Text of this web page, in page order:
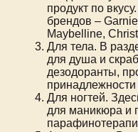
продукт по
брендов –
Maybelline,
Для тела. В
для душа и
дезодоранты,
Для ногтей.
для маникюра и